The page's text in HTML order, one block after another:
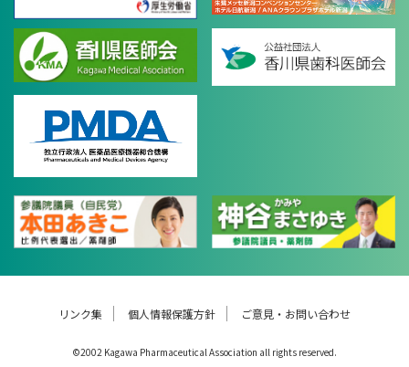
リンク集 個人情報保護方針 ご意見・お問い合わせ
©2002 Kagawa Pharmaceutical Association all rights reserved.